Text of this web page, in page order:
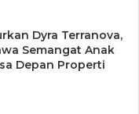
pendidikan
cukup kompleks,
secara nasional,
dalam penguatan
regenerasi guru
Dyra Terranova,
Semangat Anak
Depan Properti